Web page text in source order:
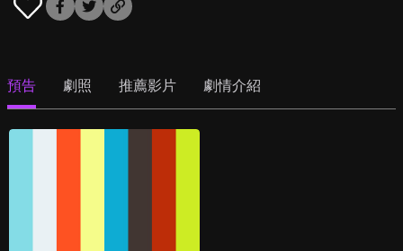
預告 劇照 推薦影片 劇情介紹